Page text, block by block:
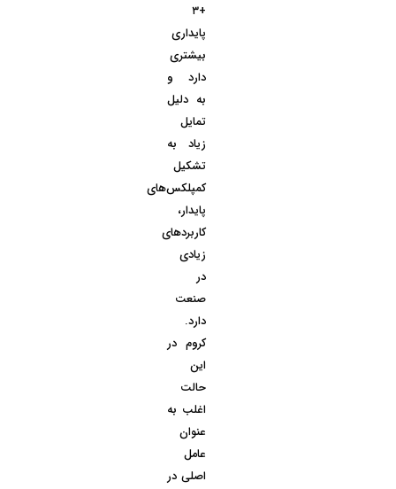
+۳
پایداری
بیشتری
دارد و
به دلیل
تمایل
زیاد به
تشکیل
کمپلکس‌های
پایدار،
کاربردهای
زیادی
در
صنعت
دارد.
کروم در
این
حالت
اغلب به
عنوان
عامل
اصلی در